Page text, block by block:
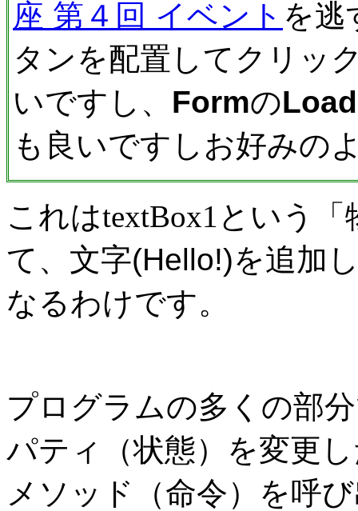
座 第４回 イベント を逃
タンを配置してクリッ
いですし、 FormのLoad
も良いですしお好みの
これはtextBox1 という「
て、文字(Hello!)を追加
なるわけです。
プログラムの多くの部
パティ（状態）を変更
メソッド（命令）を呼